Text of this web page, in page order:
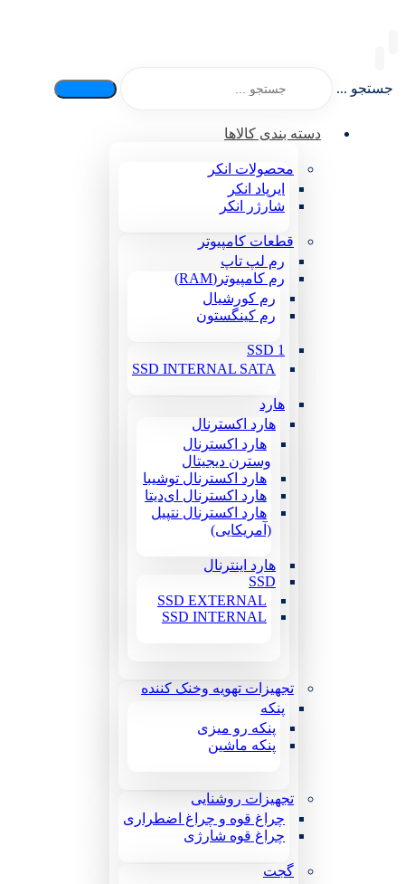
جستجو ...
دسته بندی کالاها
محصولات انکر
ایرپاد انکر
شارژر انکر
قطعات کامپیوتر
رم لپ تاپ
رم کامپیوتر(RAM)
رم کورشیال
رم کینگستون
SSD 1
SSD INTERNAL SATA
هارد
هارد اکسترنال
هارد اکسترنال
وسترن دیجیتال
هارد اکسترنال توشیبا
هارد اکسترنال ای‌دیتا
هارد اکسترنال نتپیل
(آمریکایی)
هارد اینترنال
SSD
SSD EXTERNAL
SSD INTERNAL
تجهیزات تهویه وخنک کننده
پنکه
پنکه رو میزی
پنکه ماشین
تجهیزات روشنایی
چراغ قوه و چراغ اضطراری
چراغ قوه شارژی
گجت